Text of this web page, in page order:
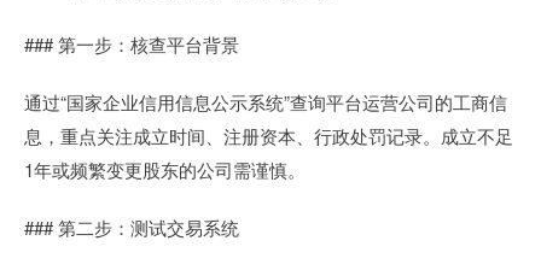
### 第一步：核查平台背景
通过“国家企业信用信息公示系统”查询平台运营公司的工商信
息，重点关注成立时间、注册资本、行政处罚记录。成立不足
1年或频繁变更股东的公司需谨慎。
### 第二步：测试交易系统